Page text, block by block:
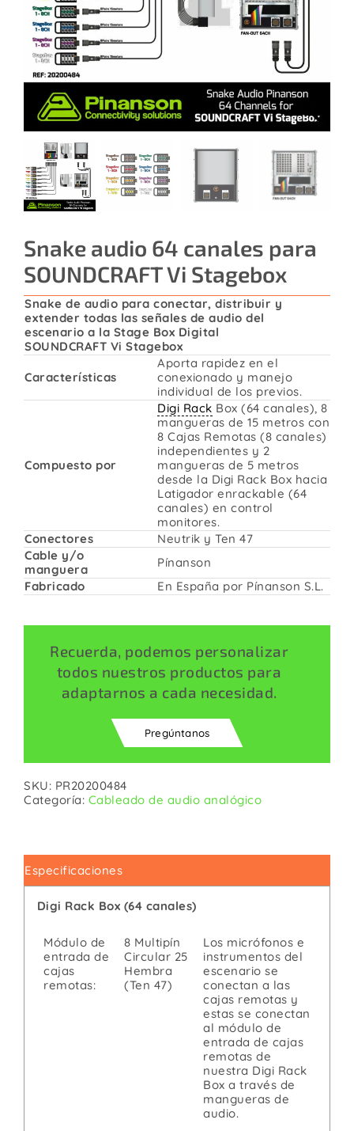
Contacto
Snake audio 64 canales para
SOUNDCRAFT Vi Stagebox
Snake de audio para conectar, distribuir y
extender todas las señales de audio del
escenario a la Stage Box Digital
SOUNDCRAFT Vi Stagebox
Características
Aporta rapidez en el
conexionado y manejo
individual de los previos.
Compuesto por
Digi Rack Box (64 canales), 8
mangueras de 15 metros con
8 Cajas Remotas (8 canales)
independientes y 2
mangueras de 5 metros
desde la Digi Rack Box hacia
Latigador enrackable (64
canales) en control
monitores.
Conectores
Neutrik y Ten 47
Cable y/o
manguera
Pínanson
Fabricado
En España por Pínanson S.L.
Recuerda, podemos personalizar
todos nuestros productos para
adaptarnos a cada necesidad.
Pregúntanos
SKU: PR20200484
Categoría: Cableado de audio analógico
Especificaciones
Digi Rack Box (64 canales)
Módulo de
entrada de
cajas
remotas:
8 Multipín
Circular 25
Hembra
(Ten 47)
Los micrófonos e
instrumentos del
escenario se
conectan a las
cajas remotas y
estas se conectan
al módulo de
entrada de cajas
remotas de
nuestra Digi Rack
Box a través de
mangueras de
audio.